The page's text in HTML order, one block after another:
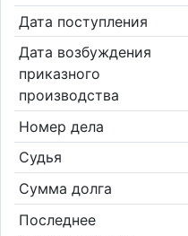
Дата поступления
Дата возбуждения
приказного
производства
Номер дела
Судья
Сумма долга
Последнее